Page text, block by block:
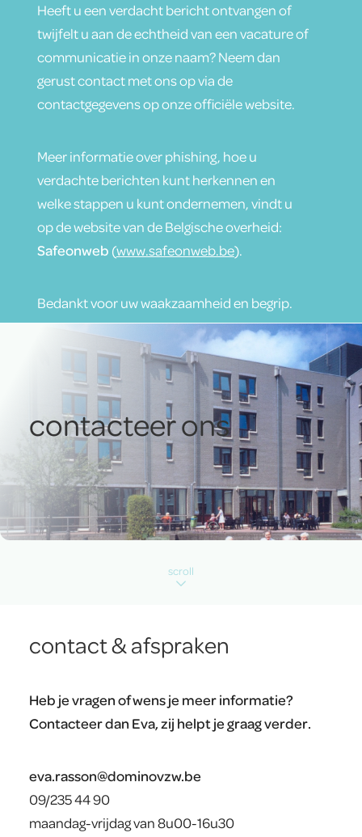
Heeft u een verdacht bericht ontvangen of
twijfelt u aan de echtheid van een vacature of
communicatie in onze naam? Neem dan
gerust contact met ons op via de
contactgegevens op onze officiële website.
Meer informatie over phishing, hoe u
verdachte berichten kunt herkennen en
welke stappen u kunt ondernemen, vindt u
op de website van de Belgische overheid:
Safeonweb (www.safeonweb.be).
Bedankt voor uw waakzaamheid en begrip.
contacteer ons
scroll
contact & afspraken
Heb je vragen of wens je meer informatie?
Contacteer dan Eva, zij helpt je graag verder.
eva.rasson@dominovzw.be
09/235 44 90
maandag-vrijdag van 8u00-16u30